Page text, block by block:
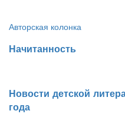
Авторская колонка
Начитанность
​Новости детской
года